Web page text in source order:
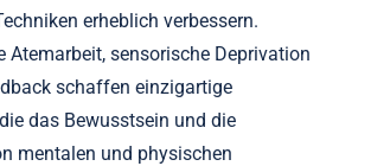
erheblich verbessern.
Atemarbeit, sensorische Deprivation
schaffen einzigartige
das Bewusstsein und die
mentalen und physischen